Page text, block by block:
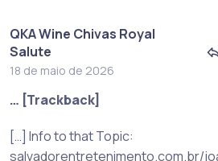
QKA Wine Chivas Royal
Salute
18 de maio de 2026
… [Trackback]
[…] Info to that Topic:
salvadorentretenimento.com.br/